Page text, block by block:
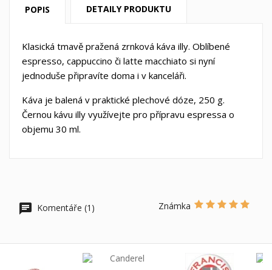
POPIS DETAILY PRODUKTU
Klasická tmavě pražená zrnková káva illy. Oblíbené
espresso, cappuccino či latte macchiato si nyní
jednoduše připravíte doma i v kanceláři.
Káva je balená v praktické plechové dóze, 250 g.
Černou kávu illy využívejte pro přípravu espressa o
objemu 30 ml.
Komentáře (1) Známka